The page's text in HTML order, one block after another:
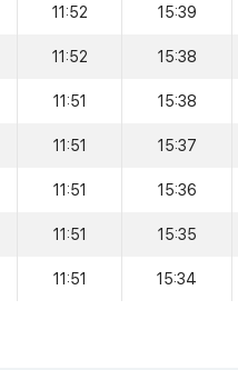
11:52 15:39
11:52 15:38
11:51 15:38
11:51 15:37
11:51 15:36
11:51 15:35
11:51 15:34